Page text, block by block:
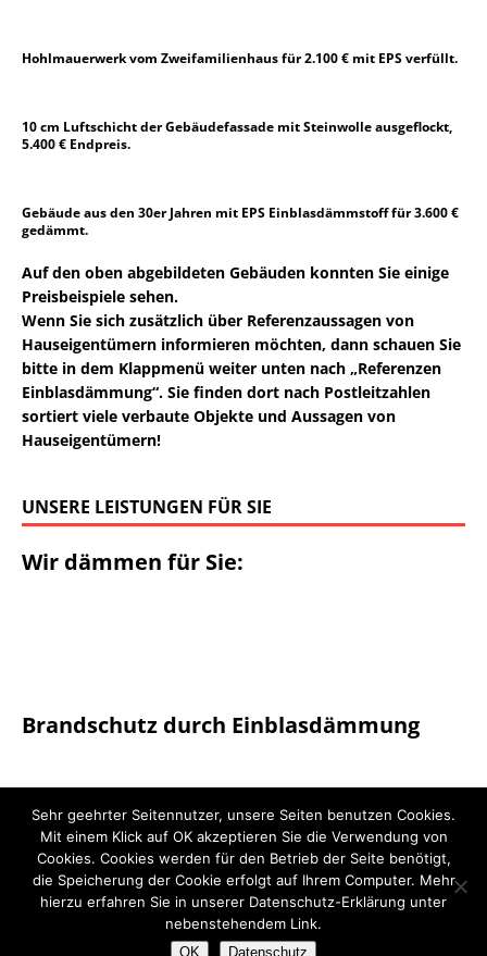
Hohlmauerwerk vom Zweifamilienhaus für 2.100 € mit EPS verfüllt.
10 cm Luftschicht der Gebäudefassade mit Steinwolle ausgeflockt,
5.400 € Endpreis.
Gebäude aus den 30er Jahren mit EPS Einblasdämmstoff für 3.600 €
gedämmt.
Auf den oben abgebildeten Gebäuden konnten Sie einige
Preisbeispiele sehen.
Wenn Sie sich zusätzlich über Referenzaussagen von
Hauseigentümern informieren möchten, dann schauen Sie
bitte in dem Klappmenü weiter unten nach „Referenzen
Einblasdämmung“. Sie finden dort nach Postleitzahlen
sortiert viele verbaute Objekte und Aussagen von
Hauseigentümern!
UNSERE LEISTUNGEN FÜR SIE
Wir dämmen für Sie:
Brandschutz durch Einblasdämmung
Kunden-Login
Sehr geehrter Seitennutzer, unsere Seiten benutzen Cookies.
Mit einem Klick auf OK akzeptieren Sie die Verwendung von
Cookies. Cookies werden für den Betrieb der Seite benötigt,
die Speicherung der Cookie erfolgt auf Ihrem Computer. Mehr
hierzu erfahren Sie in unserer Datenschutz-Erklärung unter
nebenstehendem Link.
OK Datenschutz